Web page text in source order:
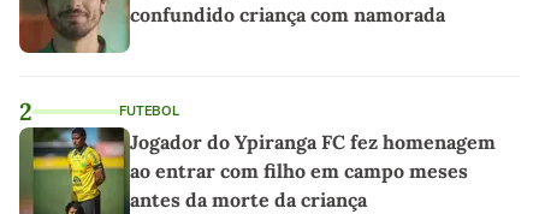
confundido criança com namorada
2 FUTEBOL
Jogador do Ypiranga FC fez homenagem
ao entrar com filho em campo meses
antes da morte da criança